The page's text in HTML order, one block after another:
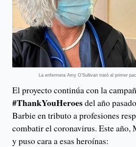
La enfermera Amy O’Sullivan trató al primer
El proyecto continúa con la
#ThankYouHeroesdel año
Barbie en tributo a profesiones
combatir el coronavirus. Este año,
y puso cara a esas heroínas: